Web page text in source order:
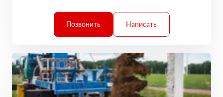
Позвонить Написать